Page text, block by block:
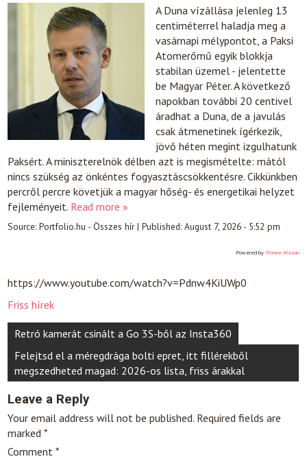
A Duna vízállása jelenleg 13
centiméterrel haladja meg a
vasárnapi mélypontot, a Paksi
Atomerőmű egyik blokkja
stabilan üzemel - jelentette
be Magyar Péter. A következő
napokban további 20 centivel
áradhat a Duna, de a javulás
csak átmenetinek ígérkezik,
jövő héten megint izgulhatunk
Paksért. A miniszterelnök délben azt is megismételte: mától
nincs szükség az önkéntes fogyasztáscsökkentésre. Cikkünkben
percről percre követjük a magyar hőség- és energetikai helyzet
fejleményeit. Read more »
Source:Portfolio.hu - Összes hír|Published:August 7, 2026 - 5:52 pm
Powered by Theme Mason
https://www.youtube.com/watch?v=Pdnw4KiUWp0
Friss hírek
Post
navigation
Retró kamerát csinált a Go 3S-ből az Insta360
Felejtsd el a méregdrága bolti epret, itt fillérekből
megszedheted magad: 2026-os lista, friss árakkal
Leave a Reply
Your email address will not be published. Required fields are
marked*
Comment*